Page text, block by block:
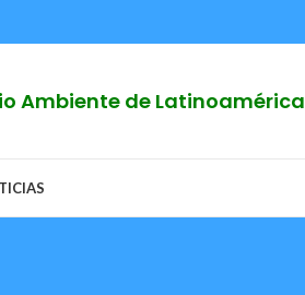
Ambiente de Latinoamérica